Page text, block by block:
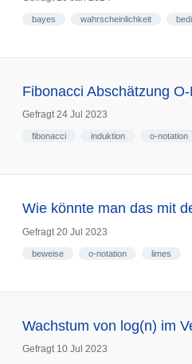
bayes wahrscheinlichkeit
Fibonacci Abschätzung
Gefragt 24 Jul 2023
fibonacci induktion o-notation
Wie könnte man das mit
Gefragt 20 Jul 2023
beweise o-notation limes
Wachstum von log(n) im
Gefragt 10 Jul 2023